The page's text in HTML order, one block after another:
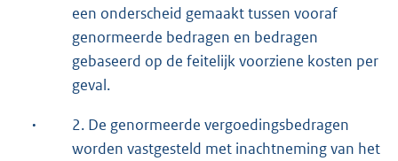
een onderscheid gemaakt tussen vooraf
genormeerde bedragen en bedragen
gebaseerd op de feitelijk voorziene kosten per
geval.
·
2. De genormeerde vergoedingsbedragen
worden vastgesteld met inachtneming van het